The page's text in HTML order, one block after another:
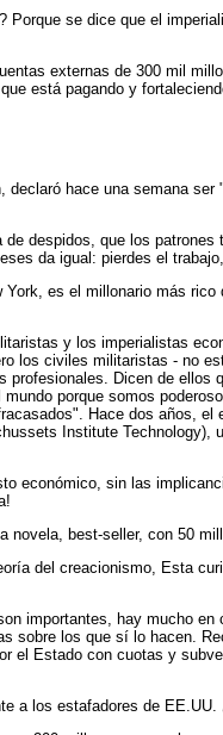
se dice que el
externas de 300 mil
está pagando y
hace una semana
despidos, que los
da igual: pierdes el
es el millonario más
y los imperialistas
los civiles militaristas - no
Dicen de ellos
porque somos
Hace dos años,
Institute
económico, sin las
novela, best-seller, con 50
del creacionismo, Esta
importantes, hay mucho
sobre los que sí lo hacen.
el Estado con cuotas y
a los estafadores de